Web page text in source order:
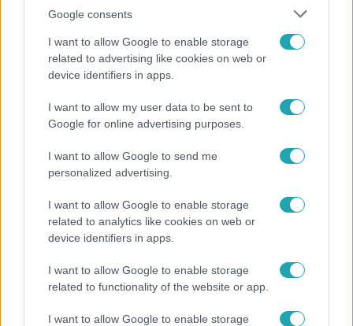
Google consents
I want to allow Google to enable storage
related to advertising like cookies on web or
device identifiers in apps.
I want to allow my user data to be sent to
Google for online advertising purposes.
I want to allow Google to send me
personalized advertising.
I want to allow Google to enable storage
related to analytics like cookies on web or
device identifiers in apps.
I want to allow Google to enable storage
related to functionality of the website or app.
I want to allow Google to enable storage
Életmód
Ez a nyári lábbeli észrevétlenül nyírja ki a bokádat
és a gerincedet